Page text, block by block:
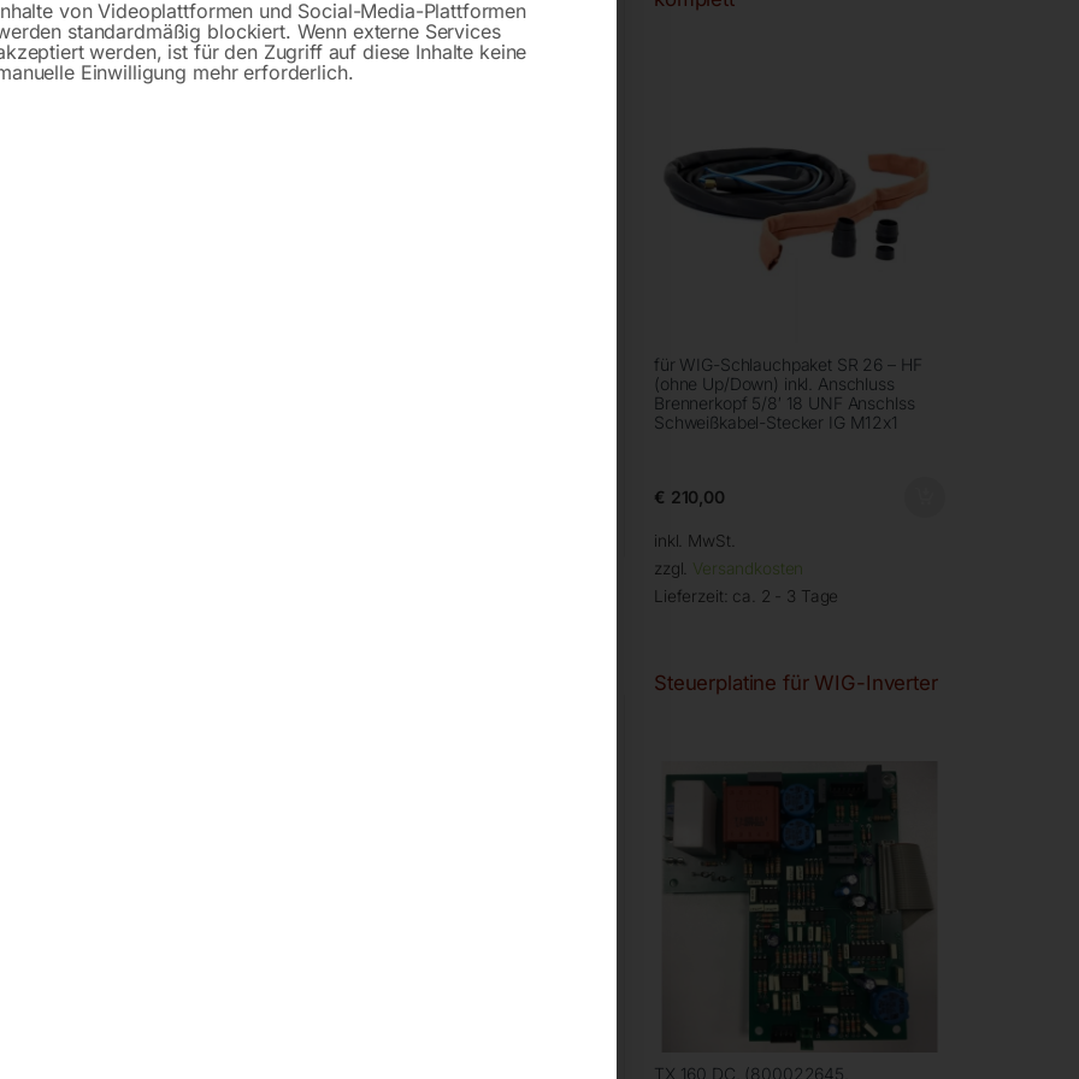
für WIG-Schlauchpaket SR 26 – HF
(ohne Up/Down) inkl. Anschluss
Brennerkopf 5/8′ 18 UNF Anschlss
Schweißkabel-Stecker IG M12x1
€ 210,00
inkl. MwSt.
zzgl. Versandkosten
Lieferzeit: ca. 2 - 3 Tage
Steuerplatine für WIG-Inverter
TX 160 DC, (800022645,
von Videoplattformen und Social-Media-Plattformen
standardmäßig blockiert. Wenn externe Services
werden, ist für den Zugriff auf diese Inhalte keine
Einwilligung mehr erforderlich.